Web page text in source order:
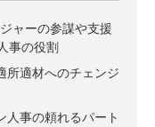
ャーの参謀や支援
事の役割
所適材へのチェンジ
人事の頼れるパート